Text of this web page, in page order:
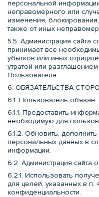
персональной
неправомерного или
изменения,
также от иных
5.5. Администрация сайта
принимает все
убытков или иных
утратой или
Пользователя.
6. ОБЯЗАТЕЛЬСТВА
6.1. Пользователь обязан:
6.1.1. Предоставить
необходимую для
6.1.2. Обновить,
персональных данных в
информации.
6.2. Администрация сайта
6.2.1. Использовать
для целей, указанных в п.
конфиденциальности.